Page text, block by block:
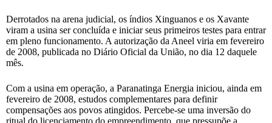
Derrotados na arena judicial, os índios Xinguanos e os Xavante
viram a usina ser concluída e iniciar seus primeiros testes para entrar
em pleno funcionamento. A autorização da Aneel viria em fevereiro
de 2008, publicada no Diário Oficial da União, no dia 12 daquele
mês.
Com a usina em operação, a Paranatinga Energia iniciou, ainda em
fevereiro de 2008, estudos complementares para definir
compensações aos povos atingidos. Percebe-se uma inversão do